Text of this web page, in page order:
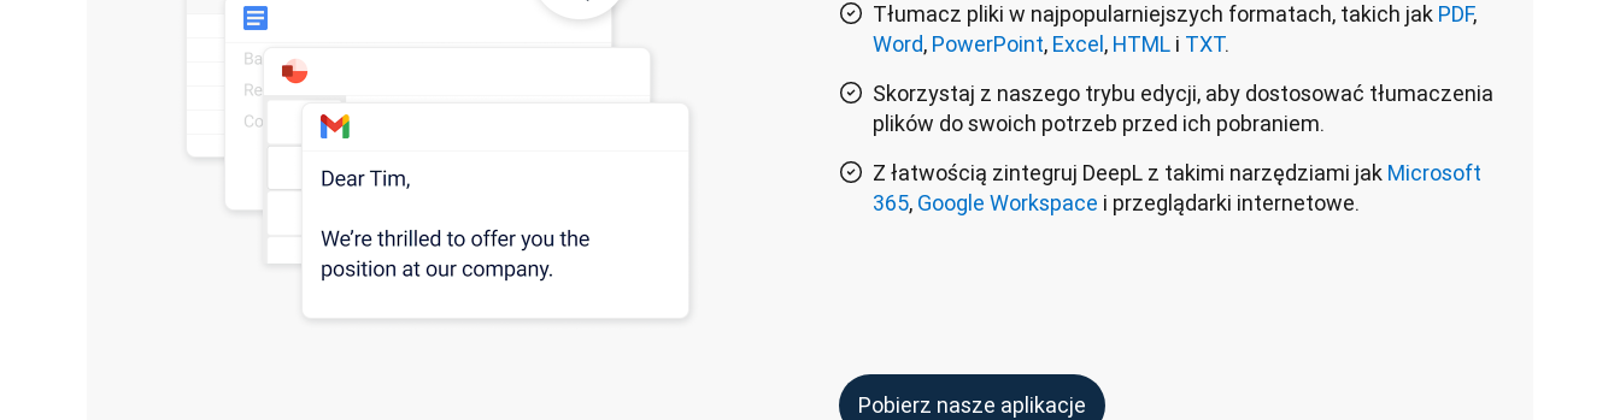
Tłumacz pliki w najpopularniejszych formatach, takich jak PDF,
Word, PowerPoint, Excel, HTML i TXT.
Skorzystaj z naszego trybu edycji, aby dostosować tłumaczenia
plików do swoich potrzeb przed ich pobraniem.
Z łatwością zintegruj DeepL z takimi narzędziami jak Microsoft
365, Google Workspace i przeglądarki internetowe.
Pobierz nasze aplikacje